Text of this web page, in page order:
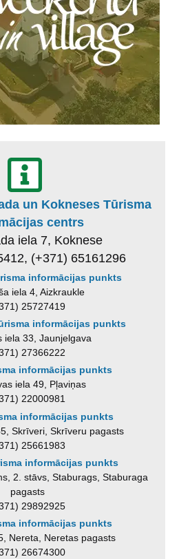
un Kokneses Tūrisma
centrs
iela 7, Koknese
(+371) 65161296
informācijas punkts
iela 4, Aizkraukle
25727419
informācijas punkts
iela 33, Jaunjelgava
27366222
informācijas punkts
iela 49, Pļaviņas
22000981
informācijas punkts
Skrīveri, Skrīveru pagasts
25661983
informācijas punkts
2. stāvs, Staburags, Staburaga
pagasts
29892925
informācijas punkts
Nereta, Neretas pagasts
26674300